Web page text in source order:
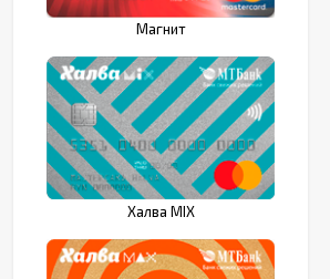
Магнит
Халва MIX